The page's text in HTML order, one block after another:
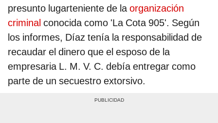
presunto lugarteniente de laorganización
criminal conocida como 'La Cota 905'. Según
los informes, Díaz tenía la responsabilidad de
recaudar el dinero que el esposo de la
empresaria L. M. V. C. debía entregar como
parte de un secuestro extorsivo.